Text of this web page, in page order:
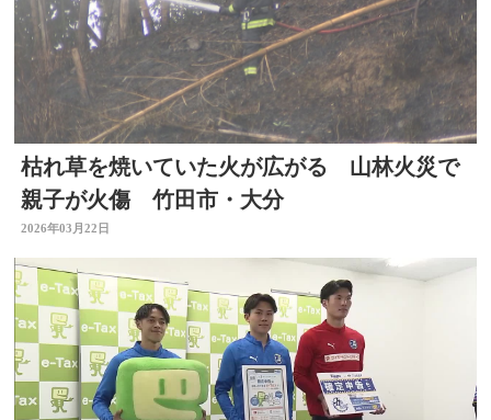
枯れ草を焼いていた火が広がる 山林火災で
親子が火傷 竹田市・大分
2026年03月22日